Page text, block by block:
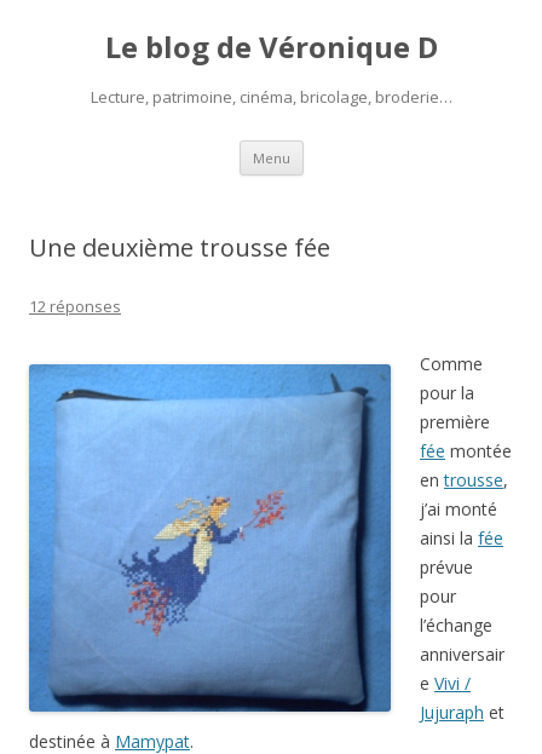
Le blog de Véronique D
Lecture, patrimoine, cinéma, bricolage, broderie…
Menu Aller
contenu
Une deuxième trousse fée
12 réponses
Comme
pour la
première
fée montée
entrousse,
j’ai monté
ainsi la fée
prévue
pour
l’échange
anniversair
e Vivi /
Jujuraph et
destinée à Mamypat.